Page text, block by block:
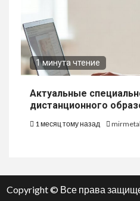
1 минута чтение
Актуальные
дистанционного
1 месяц тому назад
Copyright © Все права